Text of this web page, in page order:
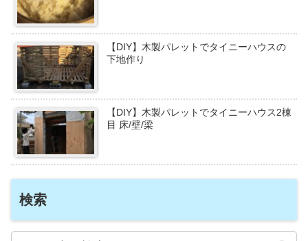
【DIY】木製パレットでタイニーハウスの
下地作り
【DIY】木製パレットでタイニーハウス2棟
目 床/壁/梁
検索